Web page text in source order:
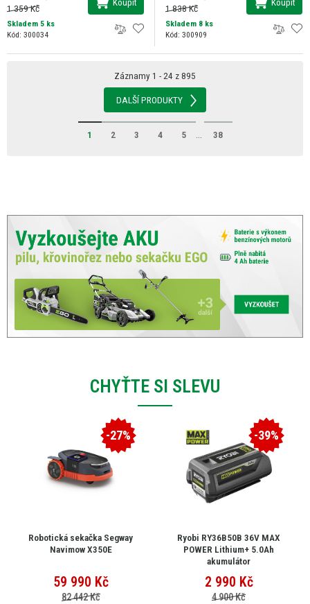
1 359 Kč
Koupit
Skladem 5 ks
Kód: 300034
1 838 Kč
Koupit
Skladem 8 ks
Kód: 300909
Záznamy 1 - 24 z 895
DALŠÍ PRODUKTY
1 2 3 4 5 38
CHYŤTE SI SLEVU
-27%
Robotická sekačka Segway
Navimow X350E
59 990 Kč
82 442 Kč
-39%
Ryobi RY36B50B 36V MAX
POWER Lithium+ 5.0Ah
akumulátor
2 990 Kč
4 900 Kč